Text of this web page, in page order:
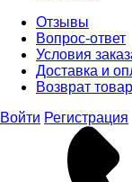
Отзывы
Вопрос-ответ
Условия
Доставка и
Возврат
Войти Регистрация